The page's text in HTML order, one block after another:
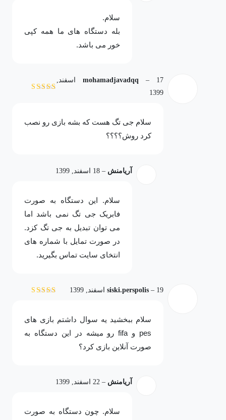
سلام.
بله دستگاه های ما همه کپی
خور می باشد.
mohamadjavadqq –
17 اسفند,
1399
سلام جی تگ هست که بشه بازی رو نصب
کرد روش؟؟؟؟
آریامنش – 18 اسفند, 1399
سلام. این دستگاه به صورت
فابریک جی تگ نمی باشد اما
می توان تبدیل به جی تگ کزد.
در صورت تمایل با شماره های
انتخای سایت تماس بگیرید.
siski.perspolis – 19 اسفند, 1399
سلام ببخشید یه سوال داشتم بازی های
pes و fifa رو میشه در این دستگاه به
صورت آنلاین بازی کرد؟
آریامنش – 22 اسفند, 1399
سلام. چون دستگاه به صورت